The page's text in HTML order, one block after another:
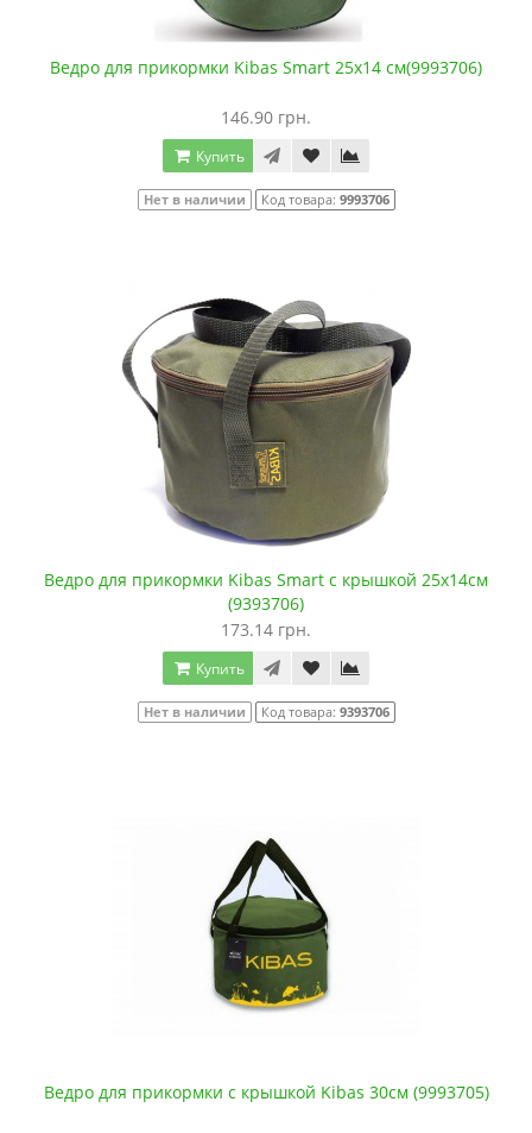
Ведро для прикормки Kibas Smart 25х14 см(9993706)
146.90 грн.
Купить
Нет в наличии Код товара: 9993706
Ведро для прикормки Kibas Smart с крышкой 25х14см
(9393706)
173.14 грн.
Купить
Нет в наличии Код товара: 9393706
Ведро для прикормки с крышкой Kibas 30см (9993705)